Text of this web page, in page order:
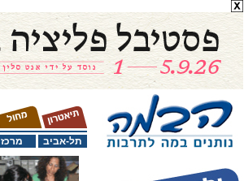
מרכז תל-אביב